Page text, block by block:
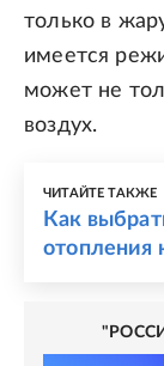
только в
имеется
может не
воздух.
ЧИТАЙТЕ ТАКЖЕ
Как
отопления